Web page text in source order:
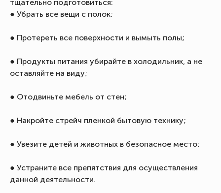
тщательно подготовиться:
● Убрать все вещи с полок;
● Протереть все поверхности и вымыть полы;
● Продукты питания убирайте в холодильник, а не
оставляйте на виду;
● Отодвиньте мебель от стен;
● Накройте стрейч пленкой бытовую технику;
● Увезите детей и животных в безопасное место;
● Устраните все препятствия для осуществления
данной деятельности.